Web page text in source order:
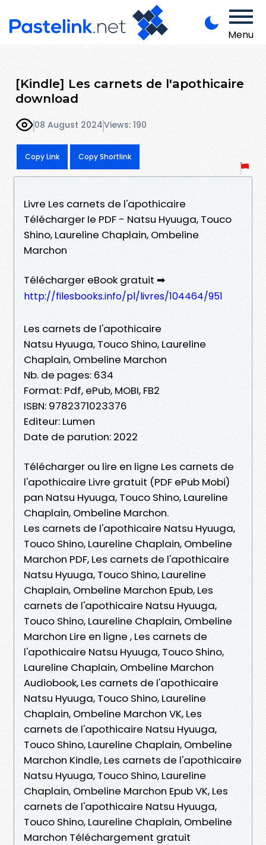
Menu
[Kindle] Les carnets de l'apothicaire
download
08 August 2024Views: 190
Copy Link Copy Shortlink
Livre Les carnets de l'apothicaire
Télécharger le PDF - Natsu Hyuuga, Touco
Shino, Laureline Chaplain, Ombeline
Marchon
Télécharger eBook gratuit ➡
http://filesbooks.info/pl/livres/104464/951
Les carnets de l'apothicaire
Natsu Hyuuga, Touco Shino, Laureline
Chaplain, Ombeline Marchon
Nb. de pages: 634
Format: Pdf, ePub, MOBI, FB2
ISBN: 9782371023376
Editeur: Lumen
Date de parution: 2022
Télécharger ou lire en ligne Les carnets de
l'apothicaire Livre gratuit (PDF ePub Mobi)
pan Natsu Hyuuga, Touco Shino, Laureline
Chaplain, Ombeline Marchon.
Les carnets de l'apothicaire Natsu Hyuuga,
Touco Shino, Laureline Chaplain, Ombeline
Marchon PDF, Les carnets de l'apothicaire
Natsu Hyuuga, Touco Shino, Laureline
Chaplain, Ombeline Marchon Epub, Les
carnets de l'apothicaire Natsu Hyuuga,
Touco Shino, Laureline Chaplain, Ombeline
Marchon Lire en ligne , Les carnets de
l'apothicaire Natsu Hyuuga, Touco Shino,
Laureline Chaplain, Ombeline Marchon
Audiobook, Les carnets de l'apothicaire
Natsu Hyuuga, Touco Shino, Laureline
Chaplain, Ombeline Marchon VK, Les
carnets de l'apothicaire Natsu Hyuuga,
Touco Shino, Laureline Chaplain, Ombeline
Marchon Kindle, Les carnets de l'apothicaire
Natsu Hyuuga, Touco Shino, Laureline
Chaplain, Ombeline Marchon Epub VK, Les
carnets de l'apothicaire Natsu Hyuuga,
Touco Shino, Laureline Chaplain, Ombeline
Marchon Téléchargement gratuit